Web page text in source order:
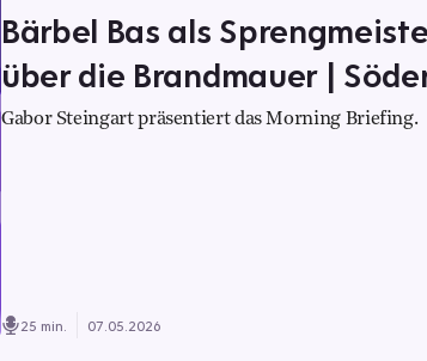
Bärbel Bas als
über die Brandmauer |
Gabor Steingart präsentiert das Morning Briefing.
25 min. 07.05.2026